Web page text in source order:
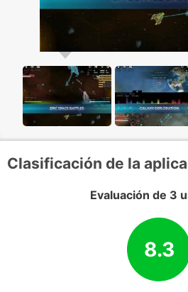
Clasificación de la
Evaluación de 3
8.3